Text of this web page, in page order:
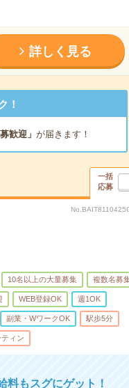
詳しく見る
！
歓迎」 が届きます！
一括
応募
10名以上の大量募集 複数名募
WEB登録OK 週1OK
副業・WワークOK 駅歩5分
ティン
料もスグにゲット！